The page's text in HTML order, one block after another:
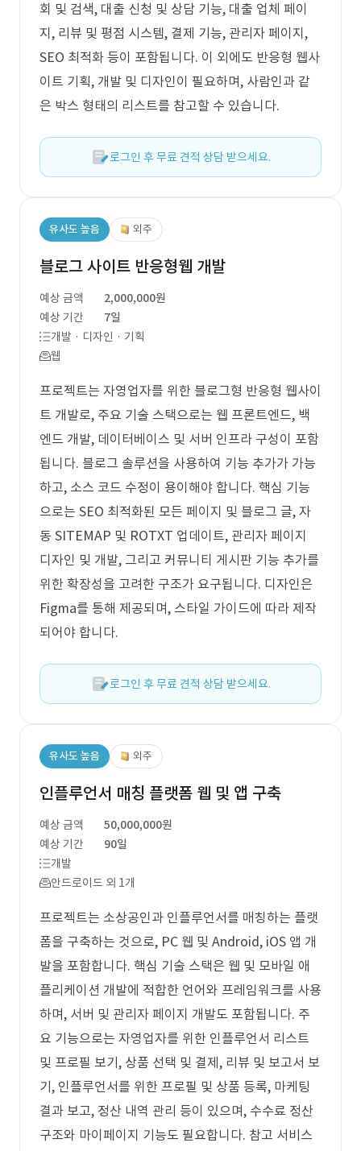
회 및 검색, 대출 신청 및 상담 기능, 대출 업체 페이
지, 리뷰 및 평점 시스템, 결제 기능, 관리자 페이지,
SEO 최적화 등이 포함됩니다. 이 외에도 반응형 웹사
이트 기획, 개발 및 디자인이 필요하며, 사람인과 같
은 박스 형태의 리스트를 참고할 수 있습니다.
로그인 후 무료 견적 상담 받으세요.
유사도 높음 외주
블로그 사이트 반응형웹 개발
예상 금액
2,000,000원
예상 기간
7일
개발 · 디자인 · 기획
웹
프로젝트는 자영업자를 위한 블로그형 반응형 웹사이
트 개발로, 주요 기술 스택으로는 웹 프론트엔드, 백
엔드 개발, 데이터베이스 및 서버 인프라 구성이 포함
됩니다. 블로그 솔루션을 사용하여 기능 추가가 가능
하고, 소스 코드 수정이 용이해야 합니다. 핵심 기능
으로는 SEO 최적화된 모든 페이지 및 블로그 글, 자
동 SITEMAP 및 ROTXT 업데이트, 관리자 페이지
디자인 및 개발, 그리고 커뮤니티 게시판 기능 추가를
위한 확장성을 고려한 구조가 요구됩니다. 디자인은
Figma를 통해 제공되며, 스타일 가이드에 따라 제작
되어야 합니다.
로그인 후 무료 견적 상담 받으세요.
유사도 높음 외주
인플루언서 매칭 플랫폼 웹 및 앱 구축
예상 금액
50,000,000원
예상 기간
90일
개발
안드로이드 외 1개
프로젝트는 소상공인과 인플루언서를 매칭하는 플랫
폼을 구축하는 것으로, PC 웹 및 Android, iOS 앱 개
발을 포함합니다. 핵심 기술 스택은 웹 및 모바일 애
플리케이션 개발에 적합한 언어와 프레임워크를 사용
하며, 서버 및 관리자 페이지 개발도 포함됩니다. 주
요 기능으로는 자영업자를 위한 인플루언서 리스트
및 프로필 보기, 상품 선택 및 결제, 리뷰 및 보고서 보
기, 인플루언서를 위한 프로필 및 상품 등록, 마케팅
결과 보고, 정산 내역 관리 등이 있으며, 수수료 정산
구조와 마이페이지 기능도 필요합니다. 참고 서비스